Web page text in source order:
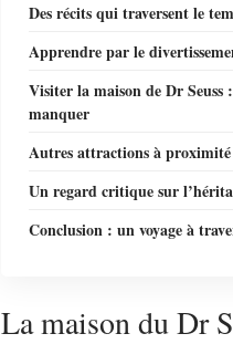
Des récits qui traversent le
Apprendre par le
Visiter la maison de Dr Seuss
manquer
Autres attractions à proximité
Un regard critique sur
Conclusion : un voyage à
La maison du Dr